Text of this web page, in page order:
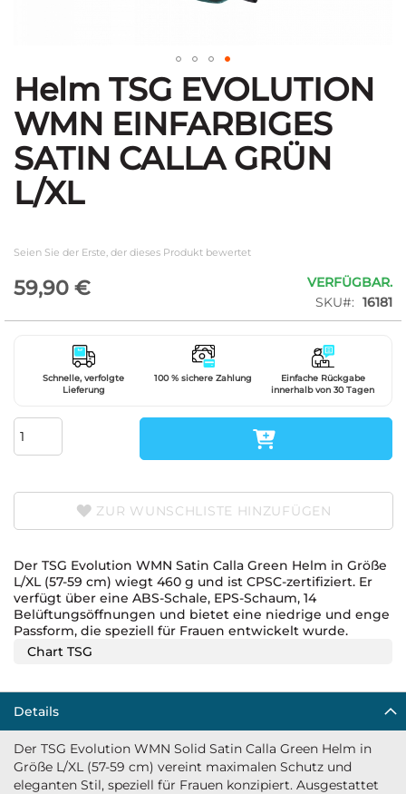
Zum
Anfang
der
Bildgalerie
springen
Helm TSG EVOLUTION
WMN EINFARBIGES
SATIN CALLA GRÜN
L/XL
Seien Sie der Erste, der dieses Produkt bewertet
59,90 €
VERFÜGBAR.
SKU
16181
Schnelle, verfolgte
Lieferung
100 % sichere Zahlung
Einfache Rückgabe
innerhalb von 30 Tagen
ZUR WUNSCHLISTE HINZUFÜGEN
Der TSG Evolution WMN Satin Calla Green Helm in Größe
L/XL (57-59 cm) wiegt 460 g und ist CPSC-zertifiziert. Er
verfügt über eine ABS-Schale, EPS-Schaum, 14
Belüftungsöffnungen und bietet eine niedrige und enge
Passform, die speziell für Frauen entwickelt wurde.
Chart TSG
Details
Der TSG Evolution WMN Solid Satin Calla Green Helm in
Größe L/XL (57-59 cm) vereint maximalen Schutz und
eleganten Stil, speziell für Frauen konzipiert. Ausgestattet